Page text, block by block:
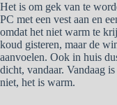
Het is om gek van te
PC met een vest aan en
omdat het niet warm te
koud gisteren, maar de
aanvoelen. Ook in huis
dicht, vandaar. Vandaag
niet, het is warm.